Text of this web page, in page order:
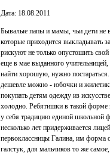
Дата: 18.08.2011
Бывалые папы и мамы, чьи дети не
которые приходится выкладывать
рискуют не только опустошить
еще в мае выданного
найти хорошую, нужно
дешевле можно - юбочки и
покупать детям одежду из
холодно. Ребятишки в такой форме
у себя традицию единой школьной
несколько лет придерживается
первоклассницы Галина, им форма
галстук, для мальчиков то же